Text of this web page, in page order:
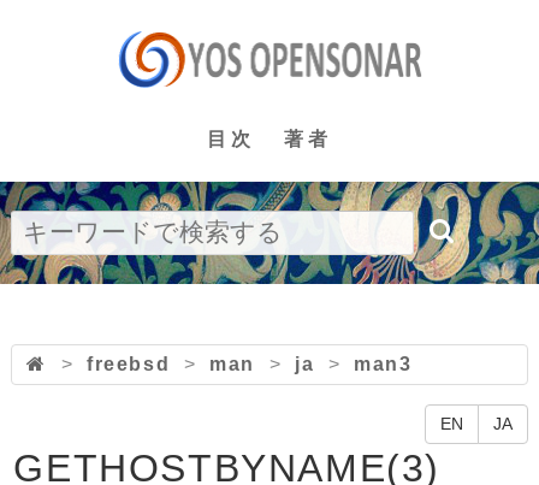
目次 著者
> freebsd > man > ja > man3
EN JA
GETHOSTBYNAME(3)